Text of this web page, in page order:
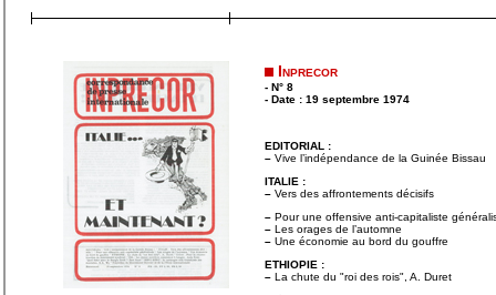
Inprecor
- N° 8
- Date : 19 septembre 1974
EDITORIAL :
– Vive l’indépendance de la Guinée Bissau
ITALIE :
– Vers des affrontements décisifs
– Pour une offensive anti-capitaliste
– Les orages de l’automne
– Une économie au bord du gouffre
ETHIOPIE :
– La chute du "roi des rois", A. Duret